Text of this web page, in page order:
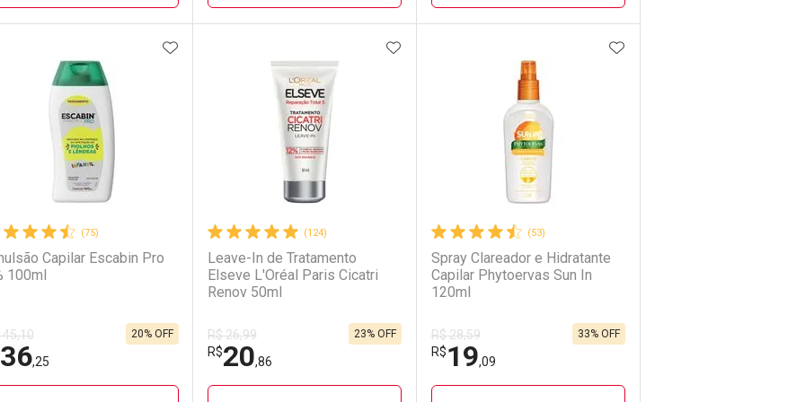
FECHAR
Ativar Desconto
FECHAR
Menos
FECHAR
Laboratório
Ativar Desconto
FECHAR
Por Menos
FECHAR
Laboratório
Ativar Desconto
FECHAR
Por Menos
(75)
Capilar Escabin Pro
100ml
45,10
36,25
20% OFF
ADICIONAR AOS FAVORITOS
(124)
Leave-In de Tratamento
Elseve L'Oréal Paris Cicatri
Renov 50ml
R$ 26,99
R$20,86
23% OFF
ADICIONAR AOS FAVORITOS
(53)
Spray Clareador e Hidratante
Capilar Phytoervas Sun In
120ml
R$ 28,59
R$19,09
33% OFF
ADICIONAR AOS
TERMO DIGITADO